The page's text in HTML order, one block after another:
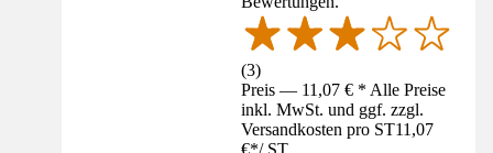
(3)
Preis — 11,07 € * Alle Preise
inkl. MwSt. und ggf. zzgl.
Versandkosten pro ST11,07